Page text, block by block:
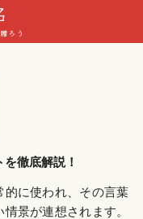
徹底解説！
的に使われ、その言葉
景が連想されます。